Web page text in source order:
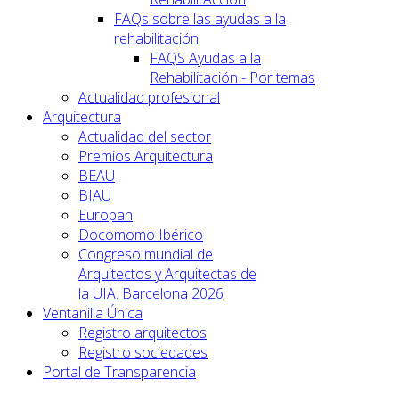
FAQs sobre las ayudas a la
rehabilitación
FAQS Ayudas a la
Rehabilitación - Por temas
Actualidad profesional
Arquitectura
Actualidad del sector
Premios Arquitectura
BEAU
BIAU
Europan
Docomomo Ibérico
Congreso mundial de
Arquitectos y Arquitectas de
la UIA. Barcelona 2026
Ventanilla Única
Registro arquitectos
Registro sociedades
Portal de Transparencia